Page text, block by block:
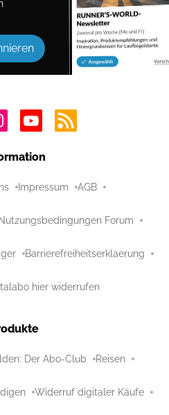
Impressum AGB
Nutzungsbedingungen Forum
Barrierefreiheitserklaerung
hier widerrufen
Der Abo-Club Reisen
Widerruf digitaler Käufe